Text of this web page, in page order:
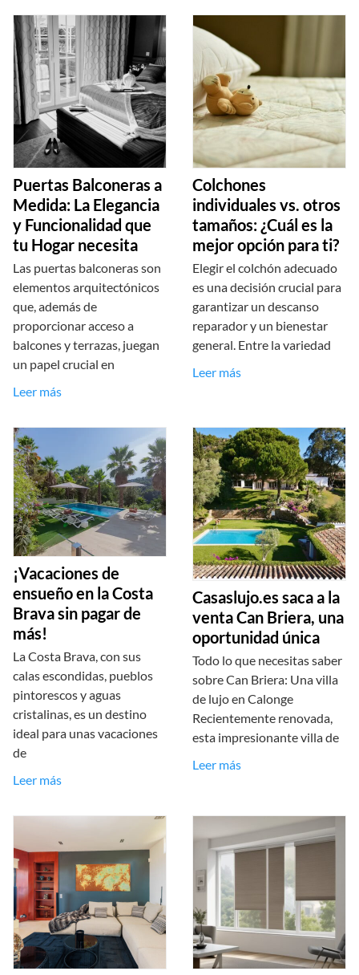
Puertas Balconeras a
Medida: La Elegancia
y Funcionalidad que
tu Hogar necesita
Las puertas balconeras son
elementos arquitectónicos
que, además de
proporcionar acceso a
balcones y terrazas, juegan
un papel crucial en
Leer más
Colchones
individuales vs. otros
tamaños: ¿Cuál es la
mejor opción para ti?
Elegir el colchón adecuado
es una decisión crucial para
garantizar un descanso
reparador y un bienestar
general. Entre la variedad
Leer más
¡Vacaciones de
ensueño en la Costa
Brava sin pagar de
más!
La Costa Brava, con sus
calas escondidas, pueblos
pintorescos y aguas
cristalinas, es un destino
ideal para unas vacaciones
de
Leer más
Casaslujo.es saca a la
venta Can Briera, una
oportunidad única
Todo lo que necesitas saber
sobre Can Briera: Una villa
de lujo en Calonge
Recientemente renovada,
esta impresionante villa de
Leer más